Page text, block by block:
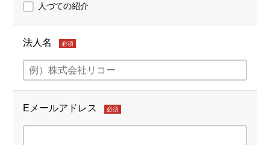
人づての紹介
法人名 必須
Eメールアドレス 必須